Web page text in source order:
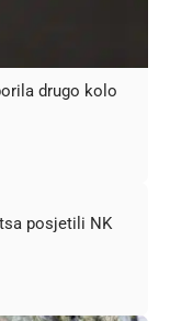
drugo kolo
posjetili NK